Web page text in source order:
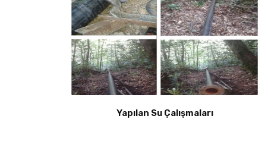
Yapılan Su Çalışmaları